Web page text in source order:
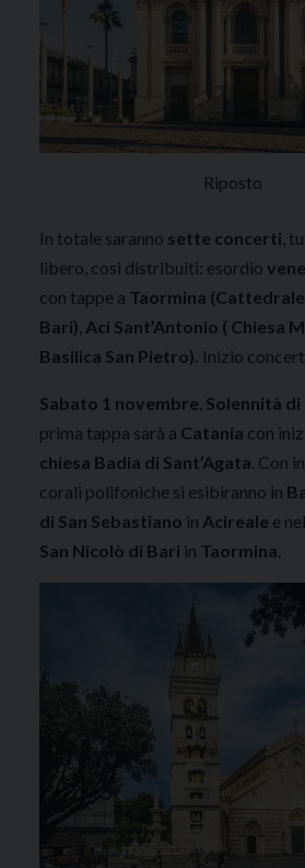
Riposto
In totale saranno sette concerti ,
libero, così distribuiti: esordio
con tappe a Taormina
Bari) Aci Sant’Antonio ( Chiesa
Basilica San Pietro). Inizio
Sabato 1 novembre Solennità
prima tappa sarà a Catania con
chiesa Badia di Sant’Agata . Con
corali polifoniche si esibiranno in
di San Sebastiano in Acireale e
San Nicolò di Bari in Taormina